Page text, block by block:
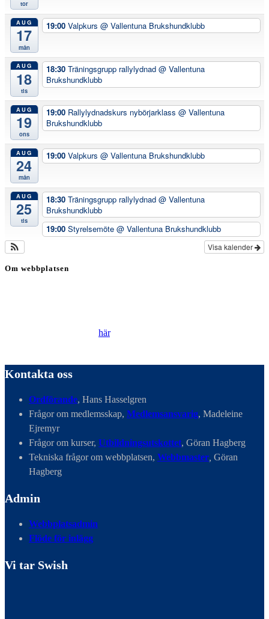
tor
AUG
17
mån
19:00 Valpkurs @ Vallentuna Brukshundklubb
AUG
18
tis
18:30 Träningsgrupp rallylydnad @ Vallentuna
Brukshundklubb
AUG
19
ons
19:00 Rallylydnadskurs nybörjarklass @ Vallentuna
Brukshundklubb
AUG
24
mån
19:00 Valpkurs @ Vallentuna Brukshundklubb
AUG
25
tis
18:30 Träningsgrupp rallylydnad @ Vallentuna
Brukshundklubb
19:00 Styrelsemöte @ Vallentuna Brukshundklubb
Visa kalender
Om webbplatsen
här.
Kontakta oss
Ordförande, Hans Hasselgren
Frågor om medlemsskap, Medlemsansvarig, Madeleine
Ejremyr
Frågor om kurser, Utbildningsutskottet, Göran Hagberg
Tekniska frågor om webbplatsen, Webbmaster Göran
Hagberg
Admin
Webbplatsadmin
Flöde för inlägg
Vi tar Swish